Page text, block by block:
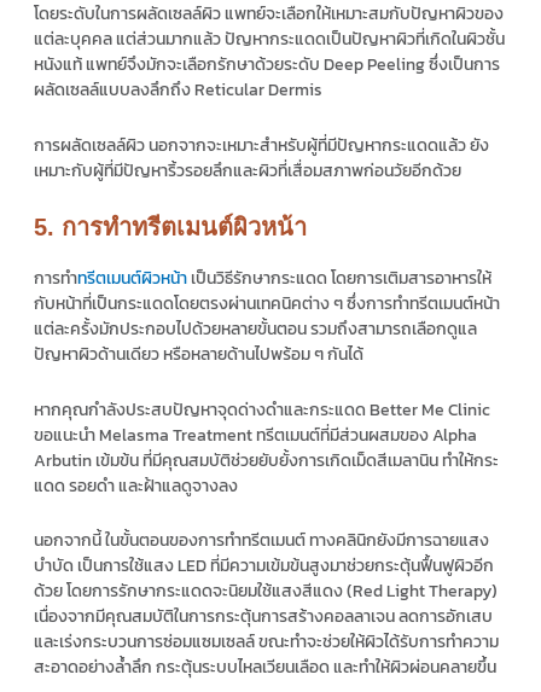
โดยระดับในการผลัดเซลล์ผิว แพทย์จะเลือกให้เหมาะสมกับปัญหาผิวของ
แต่ละบุคคล แต่ส่วนมากแล้ว ปัญหากระแดดเป็นปัญหาผิวที่เกิดในผิวชั้น
หนังแท้ แพทย์จึงมักจะเลือกรักษาด้วยระดับ Deep Peeling ซึ่งเป็นการ
ผลัดเซลล์แบบลงลึกถึง Reticular Dermis
การผลัดเซลล์ผิว นอกจากจะเหมาะสำหรับผู้ที่มีปัญหากระแดดแล้ว ยัง
เหมาะกับผู้ที่มีปัญหาริ้วรอยลึกและผิวที่เสื่อมสภาพก่อนวัยอีกด้วย
5. การทำทรีตเมนต์ผิวหน้า
การทำทรีตเมนต์ผิวหน้าเป็นวิธีรักษากระแดด โดยการเติมสารอาหารให้
กับหน้าที่เป็นกระแดดโดยตรงผ่านเทคนิคต่าง ๆ ซึ่งการทำทรีตเมนต์หน้า
แต่ละครั้งมักประกอบไปด้วยหลายขั้นตอน รวมถึงสามารถเลือกดูแล
ปัญหาผิวด้านเดียว หรือหลายด้านไปพร้อม ๆ กันได้
หากคุณกำลังประสบปัญหาจุดด่างดำและกระแดด Better Me Clinic
ขอแนะนำ Melasma Treatment ทรีตเมนต์ที่มีส่วนผสมของ Alpha
Arbutin เข้มข้น ที่มีคุณสมบัติช่วยยับยั้งการเกิดเม็ดสีเมลานิน ทำให้กระ
แดด รอยดำ และฝ้าแลดูจางลง
นอกจากนี้ ในขั้นตอนของการทำทรีตเมนต์ ทางคลินิกยังมีการฉายแสง
บำบัด เป็นการใช้แสง LED ที่มีความเข้มข้นสูงมาช่วยกระตุ้นฟื้นฟูผิวอีก
ด้วย โดยการรักษากระแดดจะนิยมใช้แสงสีแดง (Red Light Therapy)
เนื่องจากมีคุณสมบัติในการกระตุ้นการสร้างคอลลาเจน ลดการอักเสบ
และเร่งกระบวนการซ่อมแซมเซลล์ ขณะทำจะช่วยให้ผิวได้รับการทำความ
สะอาดอย่างล้ำลึก กระตุ้นระบบไหลเวียนเลือด และทำให้ผิวผ่อนคลายขึ้น